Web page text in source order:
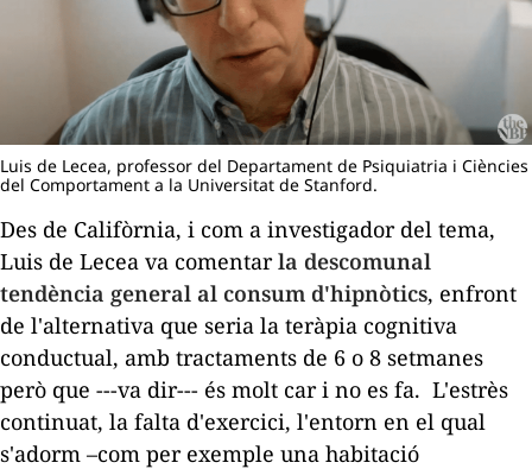
Luis de Lecea, professor del Departament de Psiquiatria i Ciències
del Comportament a la Universitat de Stanford.
Des de Califòrnia, i com a investigador del tema,
Luis de Lecea va comentarla descomunal
tendència general al consum d'hipnòtics, enfront
de l'alternativa que seria la teràpia cognitiva
conductual, amb tractaments de 6 o 8 setmanes
però que ---va dir--- és molt car i no es fa. L'estrès
continuat, la falta d'exercici, l'entorn en el qual
s'adorm –com per exemple una habitació